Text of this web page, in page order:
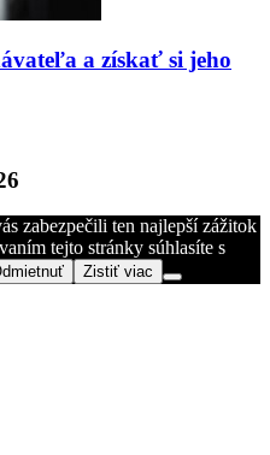
a získať si jeho
zabezpečili ten najlepší zážitok
tejto stránky súhlasíte s
Zistiť viac